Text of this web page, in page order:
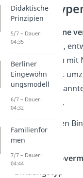
Wenn Kinder keine
Bindung erleben ,
eigene Wege, um mit
und Unsicherheit
entstehen
Bindungsmuster.
Zu den unsicheren
gehören:
derunsicher-
Bindungstyp
Didaktische
Prinzipien
5/7 – Dauer:
04:35
Berliner
Eingewöhn
ungsmodell
6/7 – Dauer:
04:32
Familienfor
men
7/7 – Dauer:
04:44